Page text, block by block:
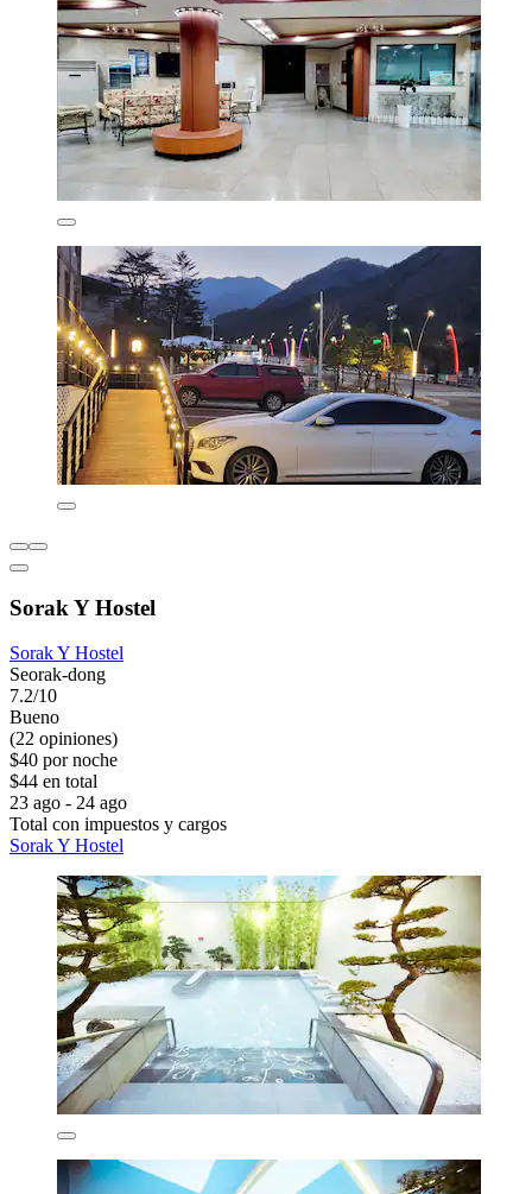
Sorak Y Hostel
Sorak Y Hostel
Seorak-dong
7.2/10
Bueno
(22 opiniones)
$40 por noche
$44 en total
23 ago - 24 ago
Total con impuestos y cargos
Sorak Y Hostel